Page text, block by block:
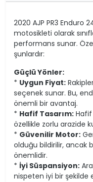
2020 AJP PR3 Enduro
motosikleti olarak
performans sunar.
şunlardır:
Güçlü Yönler:
* Uygun Fiyat:
seçenek sunar. Bu,
önemli bir avantaj.
* Hafif Tasarım: Hafif
özellikle zorlu arazide
* Güvenilir Motor:
olduğu bildirilir, ancak
önemlidir.
* İyi Süspansiyon:
nispeten iyi bir şekilde